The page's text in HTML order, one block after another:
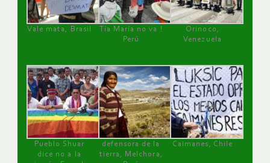
Vale mata, Brasil
Tía María no va !
Perú
Orinoco,
Venezuela
Pueblo Shuar
dice no a la
defensora de la
tierra, Melchora,
Caimanes, Chile